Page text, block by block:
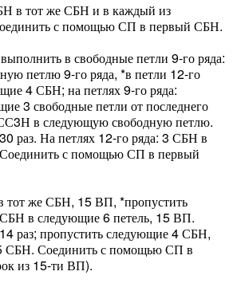
в тот же СБН и в каждый из
с помощью СП в первый СБН.
в свободные петли 9-го ряда:
петлю 9-го ряда, *в петли 12-го
4 СБН; на петлях 9-го ряда:
3 свободные петли от последнего
в следующую свободную петлю.
раз. На петлях 12-го ряда: 3 СБН в
с помощью СП в первый
же СБН, 15 ВП, *пропустить
в следующие 6 петель, 15 ВП.
раз; пропустить следующие 4 СБН,
СБН. Соединить с помощью СП в
из 15-ти ВП).